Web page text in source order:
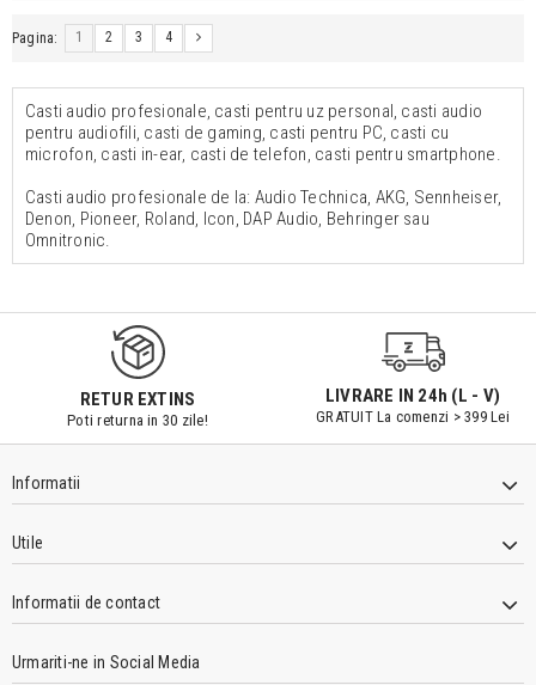
Pagina: 1 2 3 4
Casti audio profesionale, casti pentru uz personal, casti audio
pentru audiofili, casti de gaming, casti pentru PC, casti cu
microfon, casti in-ear, casti de telefon, casti pentru smartphone.
Casti audio profesionale de la: Audio Technica, AKG, Sennheiser,
Denon, Pioneer, Roland, Icon, DAP Audio, Behringer sau
Omnitronic.
RETUR EXTINS
Poti returna in 30 zile!
LIVRARE IN 24h (L - V)
GRATUIT La comenzi > 399 Lei
Informatii
Utile
Informatii de contact
Urmariti-ne in Social Media